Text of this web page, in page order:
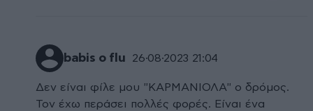
babis o flu 26·08·2023 21:04
Δεν είναι φίλε μου "ΚΑΡΜΑΝΙΟΛΑ" ο δρόμος.
Τον έχω περάσει πολλές φορές. Είναι ένα